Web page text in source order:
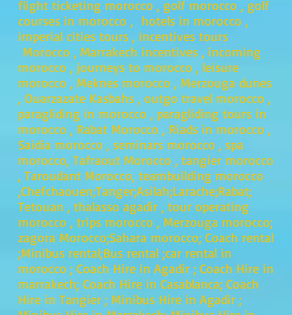
flight ticketing morocco , golf morocco , golf
courses in morocco , hotels in morocco ,
imperial cities tours , incentives tours
Morocco , Marrakech incentives , incoming
morocco , journeys to morocco , leisure
morocco , Meknes morocco , Merzouga dunes
, Ouarzazate Kasbahs , outgo travel morocco ,
paragliding in morocco , paragliding tours in
morocco , Rabat Morocco , Riads in morocco ,
Saidia morocco , seminars morocco , spa
morocco, Tafraout Morocco , tangier morocco
, Taroudant Morocco, teambuilding morocco
,Chefchaouen;Tanger;Asilah;Larache;Rabat;
Tetouan , thalasso agadir , tour operating
morocco , trips morocco , Merzouga morocco;
zagora Morocco;Sahara morocco; Coach rental
;Minibus rental;Bus rental ;car rental in
morocco ; Coach Hire in Agadir ; Coach Hire in
marrakech; Coach Hire in Casablanca; Coach
Hire in Tangier ; Minibus Hire in Agadir ;